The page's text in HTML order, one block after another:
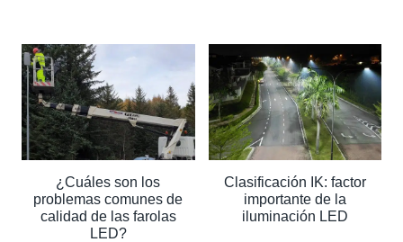
¿Cuáles son los
problemas comunes de
calidad de las farolas
LED?
Clasificación IK: factor
importante de la
iluminación LED